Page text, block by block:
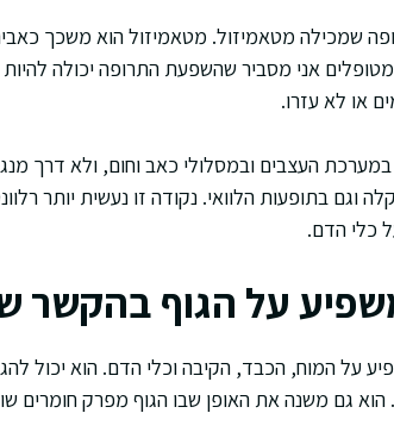
שמכילה מטאמיזול. מטאמיזול הוא משכך
אני מסביר שהשפעת התרופה יכולה להיות
או לא עזרו.
העצבים ובמסלולי כאב וחום, ולא דרך
בתופעות הלוואי. נקודה זו נעשית יותר
כלי הדם.
על הגוף בהקשר
על המוח, הכבד, הקיבה וכלי הדם. הוא יכול
גם משנה את האופן שבו הגוף מפרק חומרים